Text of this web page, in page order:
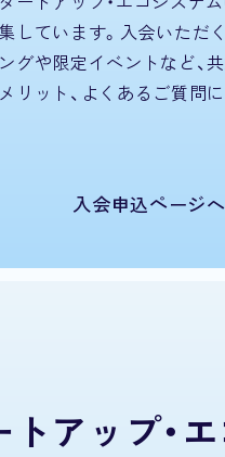
しています。入会いただ
グや限定イベントなど、
リット、よくあるご質問
入会申込ページへ
アップ・